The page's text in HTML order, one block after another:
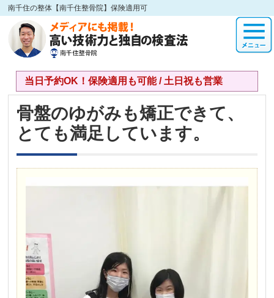
南千住の整体【南千住整骨院】保険適用可
当日予約OK！保険適用も可能 / 土日祝も営業
骨盤のゆがみも矯正できて、
とても満足しています。